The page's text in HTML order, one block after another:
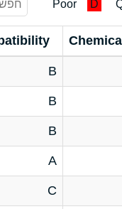
D
Poor
Chemical
B
B
B
A
C